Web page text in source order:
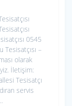
0545
Tesisatçısı –
olarak
İletişim:
Tesisatçı
servis